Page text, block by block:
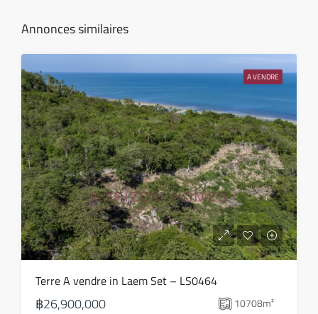
ven
14
Août
sam
15
Août
16
Annonces similaires
A VENDRE
Terre A vendre in Laem Set – LS0464
฿26,900,000 10708m²